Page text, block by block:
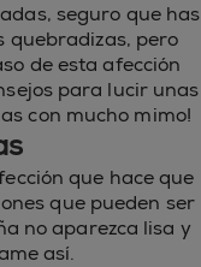
seguro que has
quebradizas, pero
de esta afección
para lucir unas
con mucho mimo!
que hace que
que pueden ser
no aparezca lisa y
así.